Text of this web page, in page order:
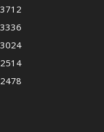
3712
3336
3024
2514
2478